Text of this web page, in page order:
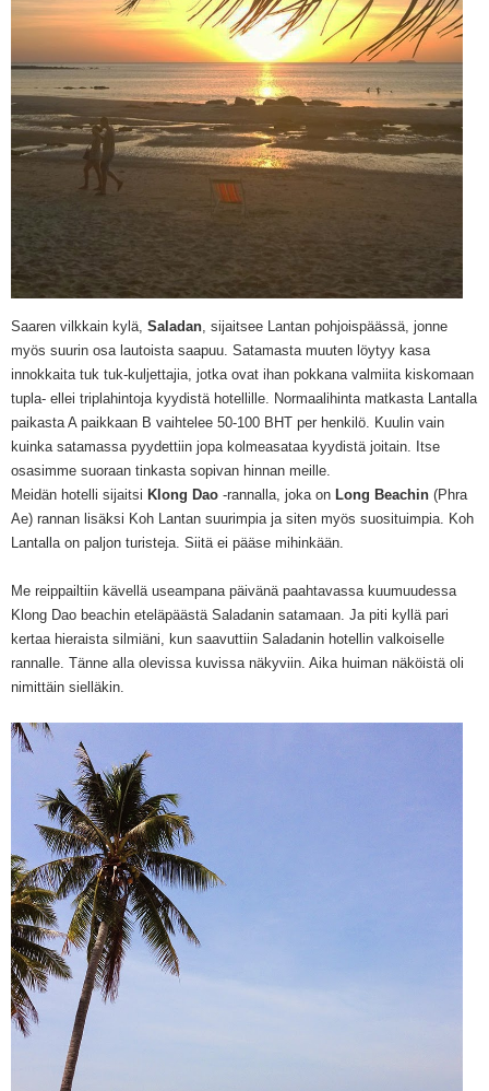
Saaren vilkkain kylä, Saladan, sijaitsee Lantan pohjoispäässä, jonne
myös suurin osa lautoista saapuu. Satamasta muuten löytyy kasa
innokkaita tuk tuk-kuljettajia, jotka ovat ihan pokkana valmiita kiskomaan
tupla- ellei triplahintoja kyydistä hotellille. Normaalihinta matkasta Lantalla
paikasta A paikkaan B vaihtelee 50-100 BHT per henkilö. Kuulin vain
kuinka satamassa pyydettiin jopa kolmeasataa kyydistä joitain. Itse
osasimme suoraan tinkasta sopivan hinnan meille.
Meidän hotelli sijaitsi Klong Dao -rannalla, joka on Long Beachin (Phra
Ae) rannan lisäksi Koh Lantan suurimpia ja siten myös suosituimpia. Koh
Lantalla on paljon turisteja. Siitä ei pääse mihinkään.
Me reippailtiin kävellä useampana päivänä paahtavassa kuumuudessa
Klong Dao beachin eteläpäästä Saladanin satamaan. Ja piti kyllä pari
kertaa hieraista silmiäni, kun saavuttiin Saladanin hotellin valkoiselle
rannalle. Tänne alla olevissa kuvissa näkyviin. Aika huiman näköistä oli
nimittäin sielläkin.